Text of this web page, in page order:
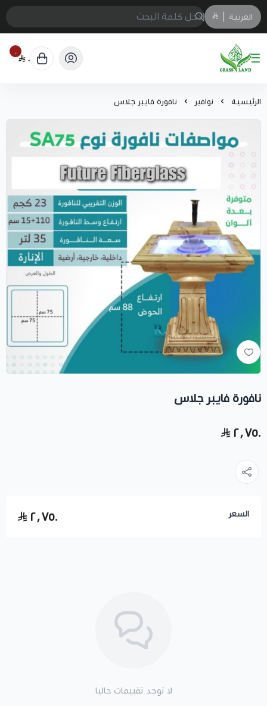
العربية
GrassJeddah
٠
٠
الرئيسية نوافير نافورة فايبر جلاس
نافورة فايبر جلاس
٢٬٧٥٠
السعر ٢٬٧٥٠
لا توجد تقييمات حاليا